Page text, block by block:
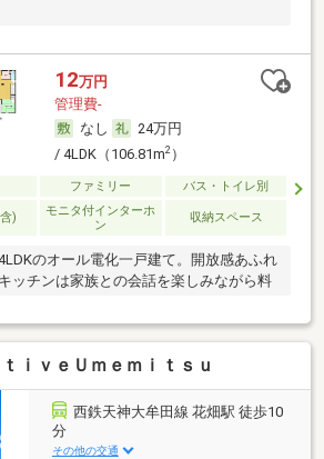
12万円
管理費-
なし
24万円
/ 4LDK（106.81m2）
ファミリー バス・トイレ別
)
モニタ付インターホ
ン
収納スペース
のオール電化一戸建て。開放感あふれ
ッチンは家族との会話を楽しみながら料
ｔｉｖｅＵｍｅｍｉｔｓｕ
西鉄天神大牟田線 花畑駅 徒歩10
分
その他の交通